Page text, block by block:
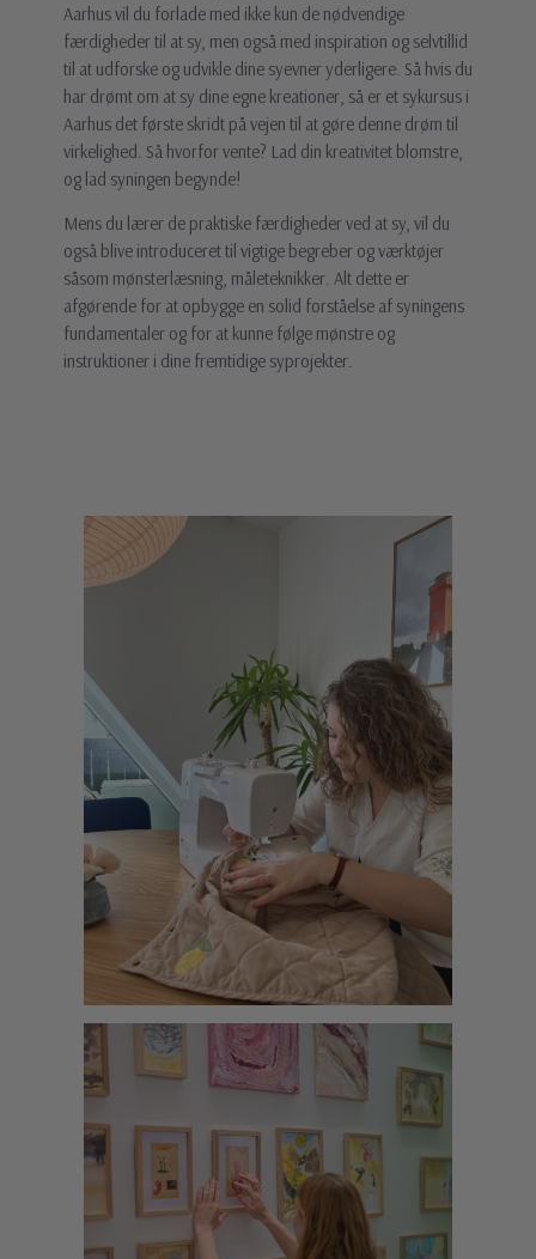
Aarhus vil du forlade med ikke kun de nødvendige
færdigheder til at sy, men også med inspiration og selvtillid
til at udforske og udvikle dine syevner yderligere. Så hvis du
har drømt om at sy dine egne kreationer, så er et sykursus i
Aarhus det første skridt på vejen til at gøre denne drøm til
virkelighed. Så hvorfor vente? Lad din kreativitet blomstre,
og lad syningen begynde!
Mens du lærer de praktiske færdigheder ved at sy, vil du
også blive introduceret til vigtige begreber og værktøjer
såsom mønsterlæsning, måleteknikker. Alt dette er
afgørende for at opbygge en solid forståelse af syningens
fundamentaler og for at kunne følge mønstre og
instruktioner i dine fremtidige syprojekter.